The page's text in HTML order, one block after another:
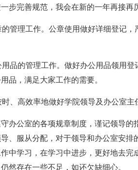
步完善规范，我会在新的一年再接再
的管理工作。公章使用做好详细登记
用品的管理工作。做好办公用品领用
品，满足大家工作的需要。
、高效率地做好学院领导及办公室主
办公室的各项规章制度，谨记领导
、服从分配，对于领导和办公室安
中学习，在学习中进步，更好地去
然存在一些不足，如还欠缺细心。